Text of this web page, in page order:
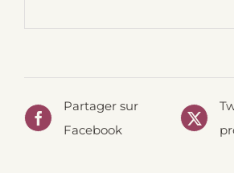
Partager sur
Facebook